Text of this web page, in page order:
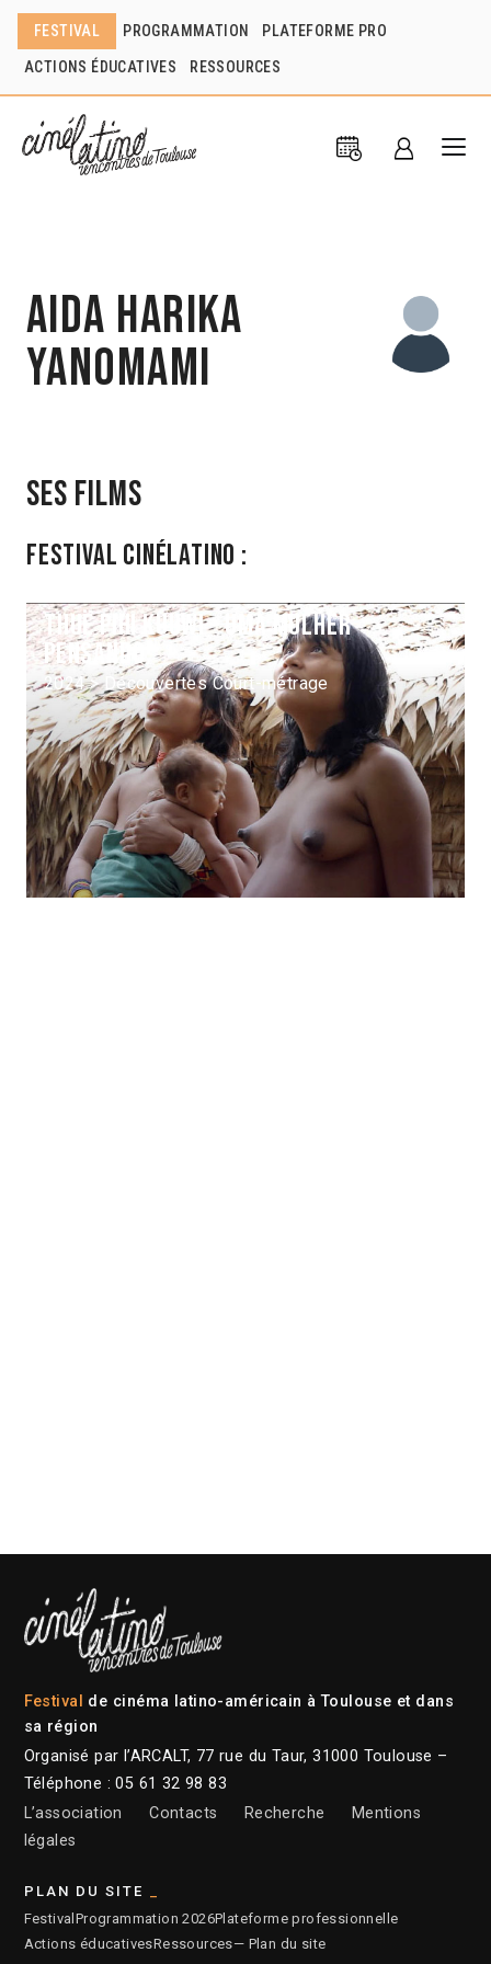
FESTIVAL PROGRAMMATION PLATEFORME PRO
ACTIONS ÉDUCATIVES RESSOURCES
Aida Harika
Yanomami
Ses films
Festival Cinélatino :
Thuë pihi kuuwi – Uma mulher
pensando
2024 > Découvertes Court-métrage
Festival de cinéma latino-américain à Toulouse et dans
sa région
Organisé par l’ARCALT, 77 rue du Taur, 31000 Toulouse –
Téléphone : 05 61 32 98 83
L’association
Contacts Recherche
Mentions
légales
PLAN DU SITE
Festival Programmation 2026Plateforme professionnelle
Actions éducativesRessources— Plan du site